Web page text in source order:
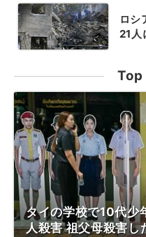
ロシ
21人
タイの学校で10代少
人殺害 祖父母殺害し